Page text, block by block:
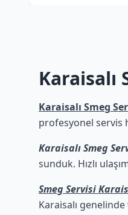
Karaisalı
Karaisalı Smeg
profesyonel servis
Karaisalı Smeg
sunduk. Hızlı
Smeg Servisi
Karaisalı